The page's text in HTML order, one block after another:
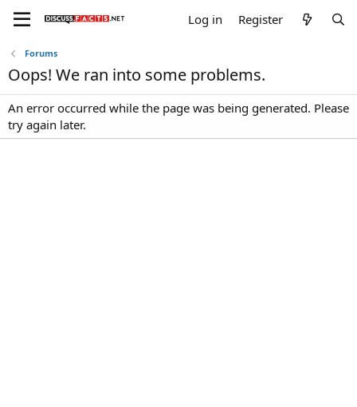
Log in Register
Forums
Oops! We ran into some problems.
An error occurred while the page was being generated. Please
try again later.